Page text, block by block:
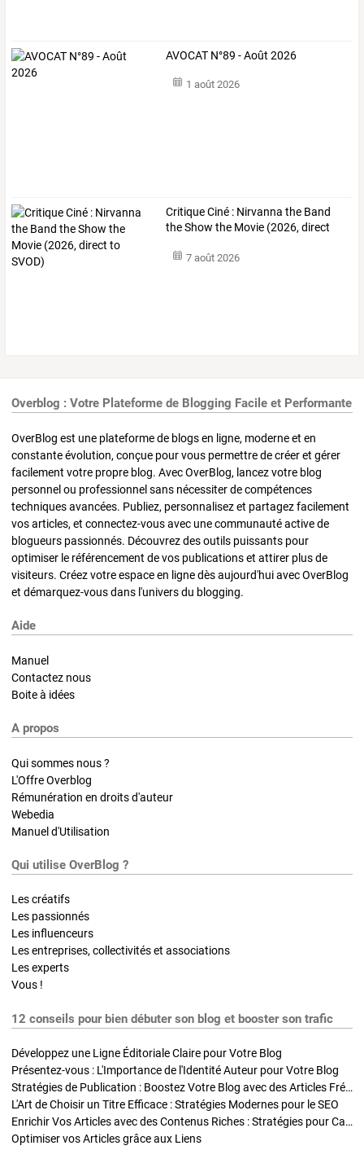
AVOCAT N°89 - Août 2026
1 août 2026
CritiqueCiné : Nirvanna the Band
theShow the Movie (2026,direct
7 août 2026
Overblog : Votre Plateforme de Blogging Facile et Performante
OverBlog est une plateforme de blogs en ligne, moderne et en
constante évolution, conçue pour vous permettre de créer et gérer
facilement votre propre blog. Avec OverBlog, lancez votre blog
personnel ou professionnel sans nécessiter de compétences
techniques avancées. Publiez, personnalisez et partagez facilement
vos articles, et connectez-vous avec une communauté active de
blogueurs passionnés. Découvrez des outils puissants pour
optimiser le référencement de vos publications et attirer plus de
visiteurs. Créez votre espace en ligne dès aujourd'hui avec OverBlog
et démarquez-vous dans l'univers du blogging.
Aide
Manuel
Contactez nous
Boite à idées
A propos
Qui sommes nous ?
L'Offre Overblog
Rémunération en droits d'auteur
Webedia
Manuel d'Utilisation
Qui utilise OverBlog ?
Les créatifs
Les passionnés
Les influenceurs
Les entreprises, collectivités et associations
Les experts
Vous !
12 conseils pour bien débuter son blog et booster son trafic
Développez une Ligne Éditoriale Claire pour Votre Blog
Présentez-vous : L'Importance de l'Identité Auteur pour Votre Blog
Stratégies de Publication : Boostez Votre Blog avec des Articles Fréquents et Exclusifs
L'Art de Choisir un Titre Efficace : Stratégies Modernes pour le SEO
Enrichir Vos Articles avec des Contenus Riches : Stratégies pour Captiver et Optimiser
Optimiser vos Articles grâce aux Liens